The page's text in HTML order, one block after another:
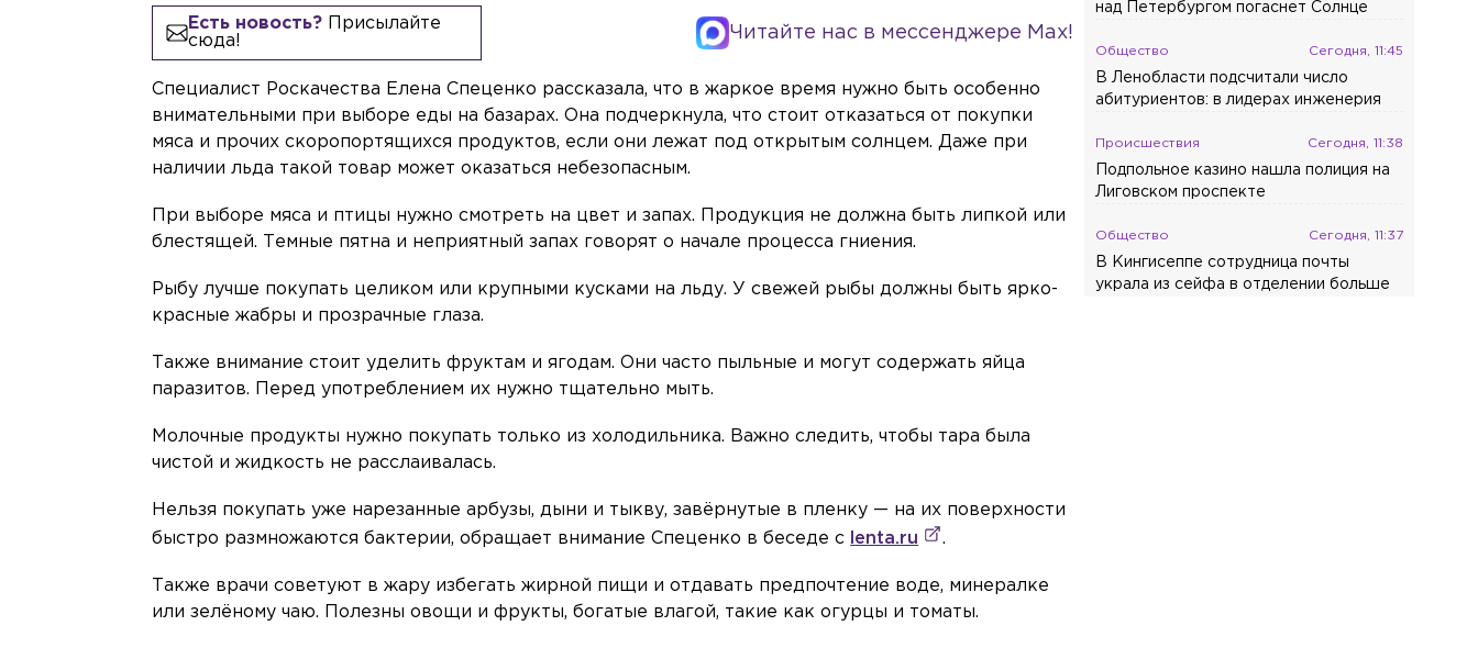
Есть новость?Присылайте
сюда!
Читайте нас в мессенджере Max!
Специалист Роскачества Елена Спеценко рассказала, что в жаркое время нужно быть особенно
внимательными при выборе еды на базарах. Она подчеркнула, что стоит отказаться от покупки
мяса и прочих скоропортящихся продуктов, если они лежат под открытым солнцем. Даже при
наличии льда такой товар может оказаться небезопасным.
При выборе мяса и птицы нужно смотреть на цвет и запах. Продукция не должна быть липкой или
блестящей. Темные пятна и неприятный запах говорят о начале процесса гниения.
Рыбу лучше покупать целиком или крупными кусками на льду. У свежей рыбы должны быть ярко-
красные жабры и прозрачные глаза.
Также внимание стоит уделить фруктам и ягодам. Они часто пыльные и могут содержать яйца
паразитов. Перед употреблением их нужно тщательно мыть.
Молочные продукты нужно покупать только из холодильника. Важно следить, чтобы тара была
чистой и жидкость не расслаивалась.
Нельзя покупать уже нарезанные арбузы, дыни и тыкву, завёрнутые в пленку — на их поверхности
быстро размножаются бактерии, обращает внимание Спеценко в беседе с
lenta.ru .
Также врачи советуют в жару избегать жирной пищи и отдавать предпочтение воде, минералке
или зелёному чаю. Полезны овощи и фрукты, богатые влагой, такие как огурцы и томаты.
над Петербургом погаснет Солнце
Общество Сегодня, 11:45
В Ленобласти подсчитали число
абитуриентов: в лидерах инженерия
Происшествия Сегодня, 11:38
Подпольное казино нашла полиция на
Лиговском проспекте
Общество Сегодня, 11:37
В Кингисеппе сотрудница почты
украла из сейфа в отделении больше